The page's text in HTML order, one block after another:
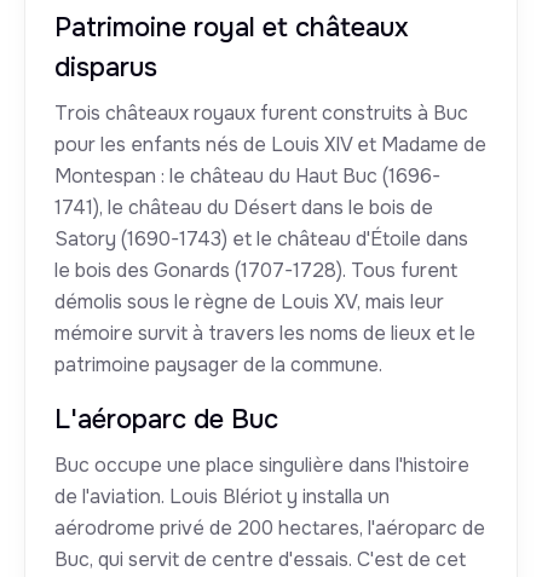
Patrimoine royal et châteaux
disparus
Trois châteaux royaux furent construits à Buc
pour les enfants nés de Louis XIV et Madame de
Montespan : le château du Haut Buc (1696-
1741), le château du Désert dans le bois de
Satory (1690-1743) et le château d'Étoile dans
le bois des Gonards (1707-1728). Tous furent
démolis sous le règne de Louis XV, mais leur
mémoire survit à travers les noms de lieux et le
patrimoine paysager de la commune.
L'aéroparc de Buc
Buc occupe une place singulière dans l'histoire
de l'aviation. Louis Blériot y installa un
aérodrome privé de 200 hectares, l'aéroparc de
Buc, qui servit de centre d'essais. C'est de cet